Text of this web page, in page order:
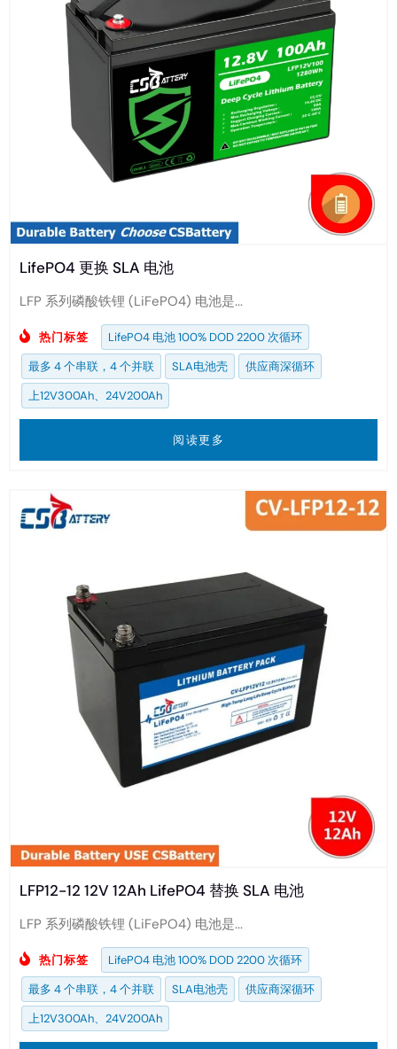
LifePO4 更换 SLA 电池
LFP 系列磷酸铁锂 (LiFePO4) 电池是...
热门标签
LifePO4 电池 100% DOD 2200 次循环
最多 4 个串联，4 个并联
SLA电池壳
供应商深循环
上12V300Ah、24V200Ah
阅读更多
LFP12-12 12V 12Ah LifePO4 替换 SLA 电池
LFP 系列磷酸铁锂 (LiFePO4) 电池是...
热门标签
LifePO4 电池 100% DOD 2200 次循环
最多 4 个串联，4 个并联
SLA电池壳
供应商深循环
上12V300Ah、24V200Ah